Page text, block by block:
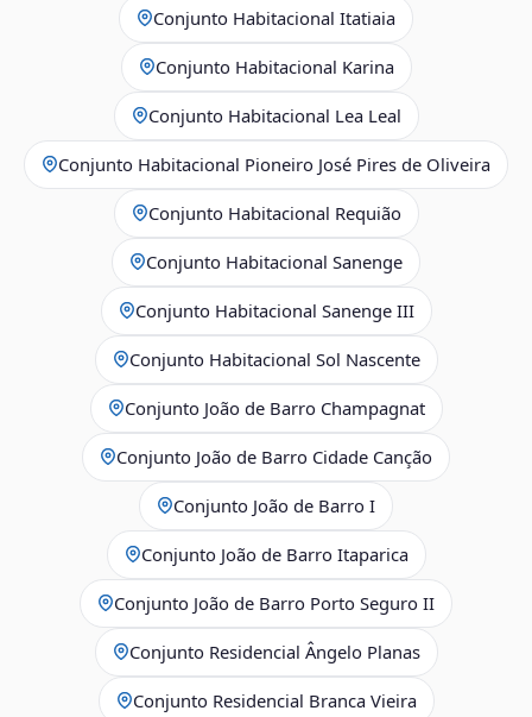
Conjunto Habitacional Itatiaia
Conjunto Habitacional Karina
Conjunto Habitacional Lea Leal
Conjunto Habitacional Pioneiro José Pires de Oliveira
Conjunto Habitacional Requião
Conjunto Habitacional Sanenge
Conjunto Habitacional Sanenge III
Conjunto Habitacional Sol Nascente
Conjunto João de Barro Champagnat
Conjunto João de Barro Cidade Canção
Conjunto João de Barro I
Conjunto João de Barro Itaparica
Conjunto João de Barro Porto Seguro II
Conjunto Residencial Ângelo Planas
Conjunto Residencial Branca Vieira